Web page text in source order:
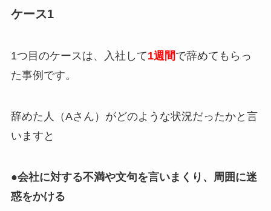
ケース1
1つ目のケースは、入社して1週間で辞めてもらっ
た事例です。
辞めた人（Aさん）がどのような状況だったかと言
いますと
●会社に対する不満や文句を言いまくり、周囲に迷
惑をかける